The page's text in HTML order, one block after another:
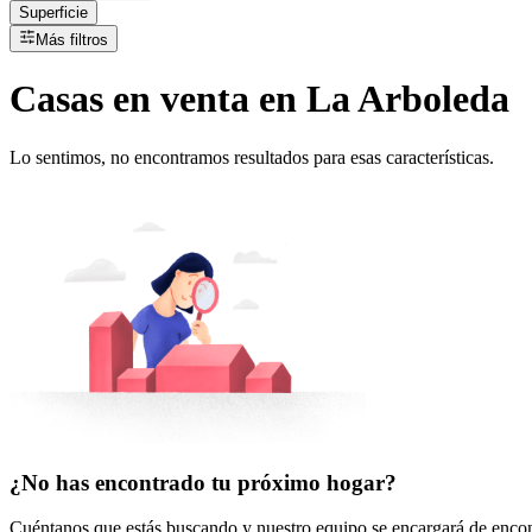
Superficie
Más filtros
Casas en venta en La Arboleda
Lo sentimos, no encontramos resultados para esas características.
¿No has encontrado tu próximo hogar?